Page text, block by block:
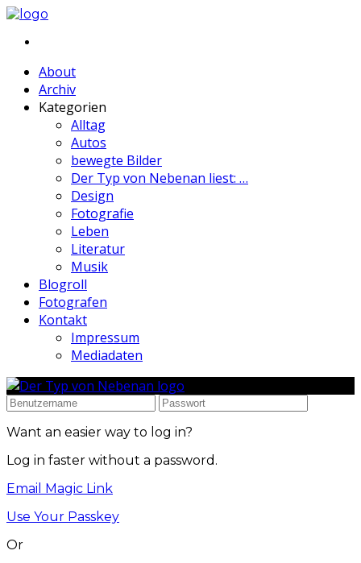
About
Archiv
Kategorien
Alltag
Autos
bewegte Bilder
Der Typ von Nebenan liest: …
Design
Fotografie
Leben
Literatur
Musik
Blogroll
Fotografen
Kontakt
Impressum
Mediadaten
Want an easier way to log in?
Log in faster without a password.
Email Magic Link
Use Your Passkey
Or